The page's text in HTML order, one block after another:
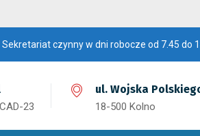
Sekretariat czynny w dni robocze od 7.45 do
23
ul. Wojska
18-500 Kolno